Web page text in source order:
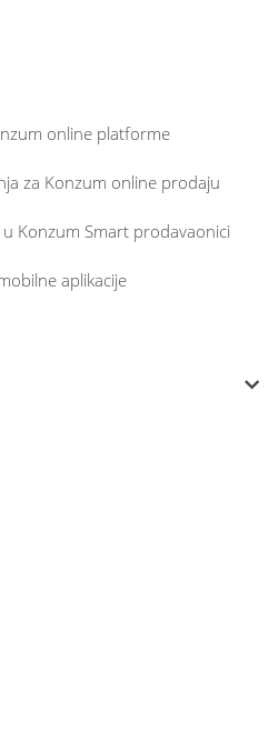
online platforme
za Konzum online prodaju
Konzum Smart prodavaonici
aplikacije